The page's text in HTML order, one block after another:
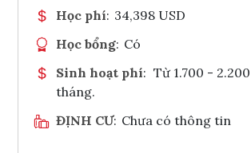
Học phí: 34,398 USD
Học bổng: Có
Sinh hoạt phí: Từ 1.700 -
tháng.
ĐỊNH CƯ: Chưa có thông tin